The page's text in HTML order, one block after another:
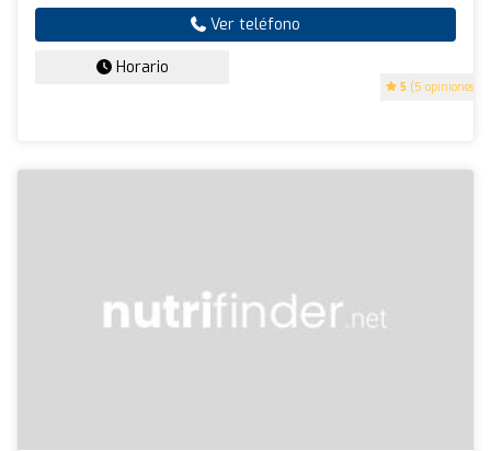
5 (5 opiniones)
Ver teléfono
Horario